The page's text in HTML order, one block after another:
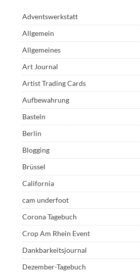
Adventswerkstatt
Allgemein
Allgemeines
Art Journal
Artist Trading Cards
Aufbewahrung
Basteln
Berlin
Blogging
Brüssel
California
cam underfoot
Corona Tagebuch
Crop Am Rhein Event
Dankbarkeitsjournal
Dezember-Tagebuch